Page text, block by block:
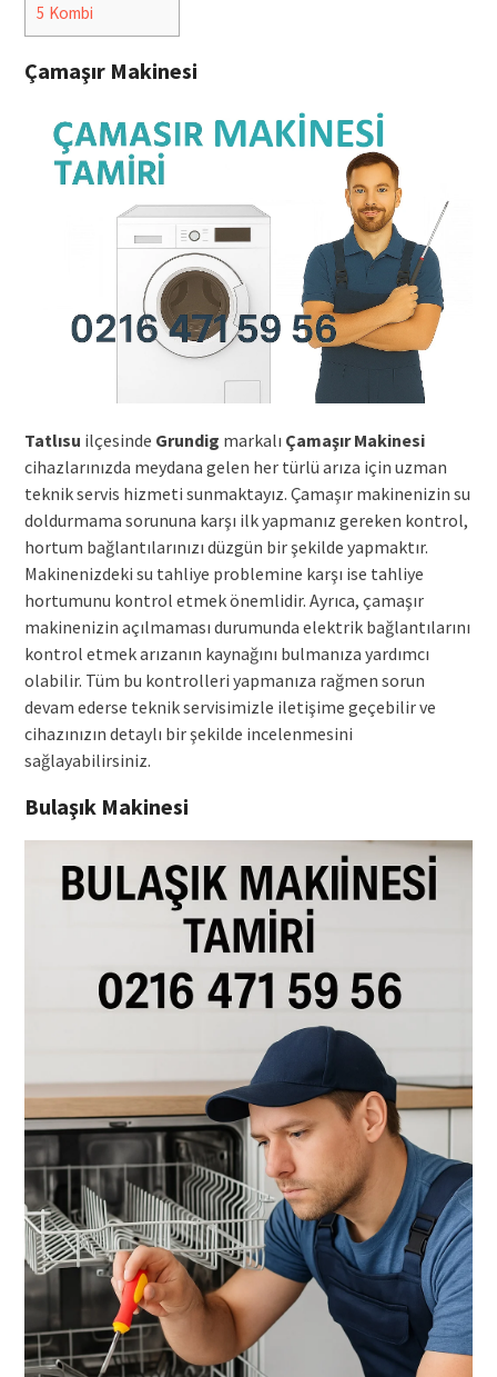
5 Kombi
Çamaşır Makinesi
Tatlısu ilçesinde Grundig markalı Çamaşır Makinesi
cihazlarınızda meydana gelen her türlü arıza için uzman
teknik servis hizmeti sunmaktayız. Çamaşır makinenizin su
doldurmama sorununa karşı ilk yapmanız gereken kontrol,
hortum bağlantılarınızı düzgün bir şekilde yapmaktır.
Makinenizdeki su tahliye problemine karşı ise tahliye
hortumunu kontrol etmek önemlidir. Ayrıca, çamaşır
makinenizin açılmaması durumunda elektrik bağlantılarını
kontrol etmek arızanın kaynağını bulmanıza yardımcı
olabilir. Tüm bu kontrolleri yapmanıza rağmen sorun
devam ederse teknik servisimizle iletişime geçebilir ve
cihazınızın detaylı bir şekilde incelenmesini
sağlayabilirsiniz.
Bulaşık Makinesi